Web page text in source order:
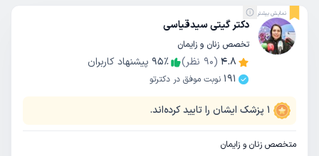
نمایش بیشتر
دکتر گیتی سیدقیاسی
تخصص زنان و زایمان
4.8
(
90 نظر) 95٪
پیشنهاد کاربران
191 نوبت موفق در دکترتو
1 پزشک ایشان را تایید کرده‌اند.
متخصص زنان و زایمان